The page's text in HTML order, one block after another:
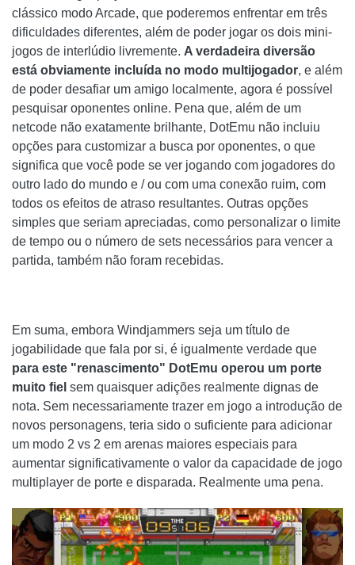
clássico modo Arcade, que poderemos enfrentar em três
dificuldades diferentes, além de poder jogar os dois mini-
jogos de interlúdio livremente. A verdadeira diversão
está obviamente incluída no modo multijogador, e além
de poder desafiar um amigo localmente, agora é possível
pesquisar oponentes online. Pena que, além de um
netcode não exatamente brilhante, DotEmu não incluiu
opções para customizar a busca por oponentes, o que
significa que você pode se ver jogando com jogadores do
outro lado do mundo e / ou com uma conexão ruim, com
todos os efeitos de atraso resultantes. Outras opções
simples que seriam apreciadas, como personalizar o limite
de tempo ou o número de sets necessários para vencer a
partida, também não foram recebidas.
Em suma, embora Windjammers seja um título de
jogabilidade que fala por si, é igualmente verdade que
para este "renascimento" DotEmu operou um porte
muito fiel sem quaisquer adições realmente dignas de
nota. Sem necessariamente trazer em jogo a introdução de
novos personagens, teria sido o suficiente para adicionar
um modo 2 vs 2 em arenas maiores especiais para
aumentar significativamente o valor da capacidade de jogo
multiplayer de porte e disparada. Realmente uma pena.